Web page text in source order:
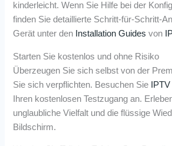
kinderleicht. Wenn Sie Hilfe bei der
finden Sie detaillierte Schritt-für-Schritt-
Gerät unter den Installation Guides von
Starten Sie kostenlos und ohne Risiko
Überzeugen Sie sich selbst von der
Sie sich verpflichten. Besuchen Sie
Ihren kostenlosen Testzugang an.
unglaubliche Vielfalt und die flüssige
Bildschirm.